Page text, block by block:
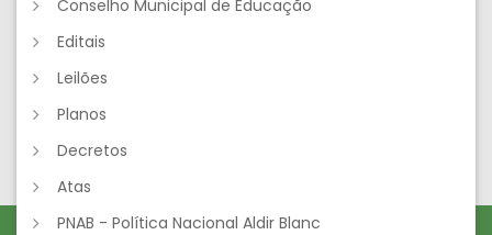
Conselho Municipal de Educação
Editais
Leilões
Planos
Decretos
Atas
PNAB - Política Nacional Aldir Blanc